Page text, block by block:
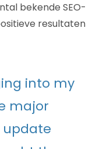
bekende SEO-
resultaten
into my
major
update